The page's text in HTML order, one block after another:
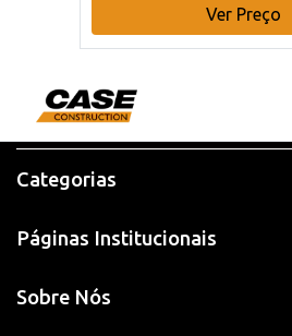
Ver Preço
Categorias
Páginas Institucionais
Sobre Nós